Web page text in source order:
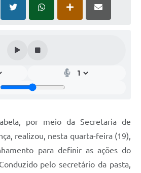
por meio da Secretaria de
realizou, nesta quarta-feira (19),
para definir as ações do
pelo secretário da pasta,